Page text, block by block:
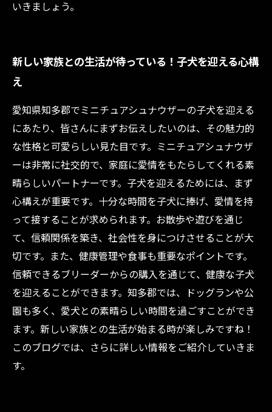
いきましょう。
新しい家族との生活が待っている！子犬を迎える心構
え
愛知県知多郡でミニチュアシュナウザーの子犬を迎える
にあたり、皆さんにまずお伝えしたいのは、その魅力的
な性格と可愛らしい見た目です。ミニチュアシュナウザ
ーは非常に社交的で、家庭に愛情をもたらしてくれる素
晴らしいパートナーです。子犬を迎えるためには、まず
心構えが重要です。十分な時間を子犬に捧げ、愛情を持
って接することが求められます。お散歩や遊びを通じ
て、信頼関係を築き、社会性を身につけさせることが大
切です。また、健康管理や食事も重要なポイントです。
信頼できるブリーダーからの購入を通じて、健康な子犬
を迎えることができます。知多郡では、ドッグランや公
園も多く、愛犬との素晴らしい時間を過ごすことができ
ます。新しい家族との生活が始まる時が楽しみですね！
このブログでは、さらに詳しい情報をご紹介していきま
す。